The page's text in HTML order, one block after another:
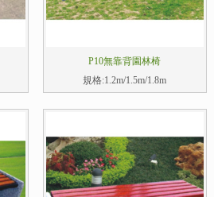
P10無靠背園林椅
規格:1.2m/1.5m/1.8m